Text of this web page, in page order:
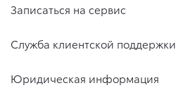
Записаться на сервис
Служба клиентской поддержки
Юридическая информация